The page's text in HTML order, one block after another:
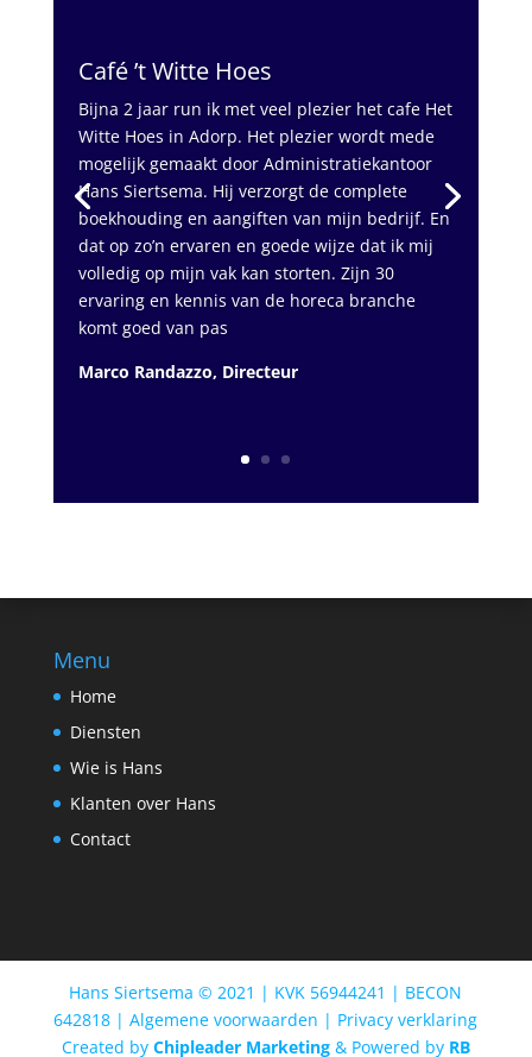
Café ’t Witte Hoes
Bijna 2 jaar run ik met veel plezier het cafe Het
Witte Hoes in Adorp. Het plezier wordt mede
mogelijk gemaakt door Administratiekantoor
Hans Siertsema. Hij verzorgt de complete
boekhouding en aangiften van mijn bedrijf. En
dat op zo’n ervaren en goede wijze dat ik mij
volledig op mijn vak kan storten. Zijn 30
ervaring en kennis van de horeca branche
komt goed van pas
Marco Randazzo, Directeur
Menu
Home
Diensten
Wie is Hans
Klanten over Hans
Contact
Hans Siertsema © 2021 | KVK 56944241 | BECON
642818 | Algemene voorwaarden | Privacy verklaring
Created by Chipleader Marketing& Powered by RB